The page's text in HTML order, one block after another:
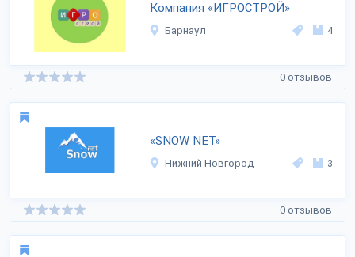
Компания «ИГРОСТРОЙ»
Барнаул 4
0 отзывов
«SNOW NET»
Нижний Новгород 3
0 отзывов